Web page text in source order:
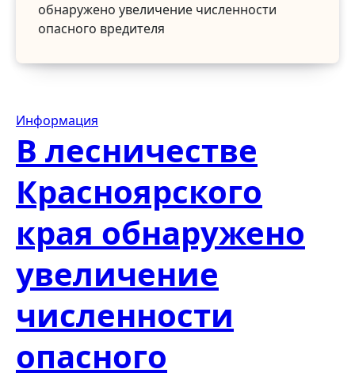
обнаружено увеличение численности
опасного вредителя
Информация
В лесничестве
Красноярского
края обнаружено
увеличение
численности
опасного